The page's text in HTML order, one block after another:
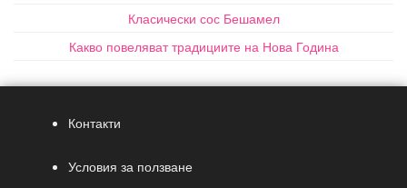
Класически сос Бешамел
Какво повеляват традициите на Нова Година
Контакти
Условия за ползване